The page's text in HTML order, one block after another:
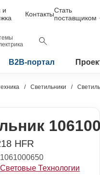
и
КонтактыСтать
поставщиком
B2B-портал
Светильники
HFR
1061000650
Световые Технологии